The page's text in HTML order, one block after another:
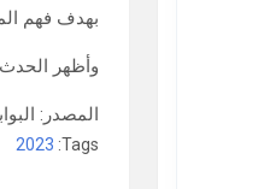
بهدف فهم
وأظهر الحدث
المصدر:
Tags:
2023